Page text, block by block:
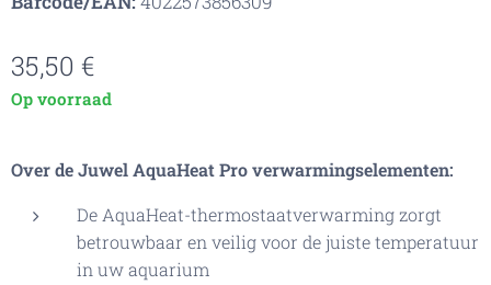
35,50 €
Op voorraad
Over de Juwel AquaHeat Pro verwarmingselementen:
De AquaHeat-thermostaatverwarming zorgt
betrouwbaar en veilig voor de juiste temperatuur
in uw aquarium